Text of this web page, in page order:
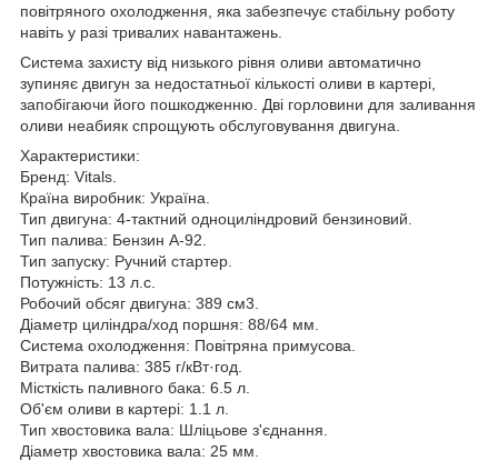
повітряного охолодження, яка забезпечує стабільну роботу
навіть у разі тривалих навантажень.
Система захисту від низького рівня оливи автоматично
зупиняє двигун за недостатньої кількості оливи в картері,
запобігаючи його пошкодженню. Дві горловини для заливання
оливи неабияк спрощують обслуговування двигуна.
Характеристики:
Бренд: Vitals.
Країна виробник: Україна.
Тип двигуна: 4-тактний одноциліндровий бензиновий.
Тип палива: Бензин А-92.
Тип запуску: Ручний стартер.
Потужність: 13 л.с.
Робочий обсяг двигуна: 389 см3.
Діаметр циліндра/ход поршня: 88/64 мм.
Система охолодження: Повітряна примусова.
Витрата палива: 385 г/кВт·год.
Місткість паливного бака: 6.5 л.
Об'єм оливи в картері: 1.1 л.
Тип хвостовика вала: Шліцьове з'єднання.
Діаметр хвостовика вала: 25 мм.